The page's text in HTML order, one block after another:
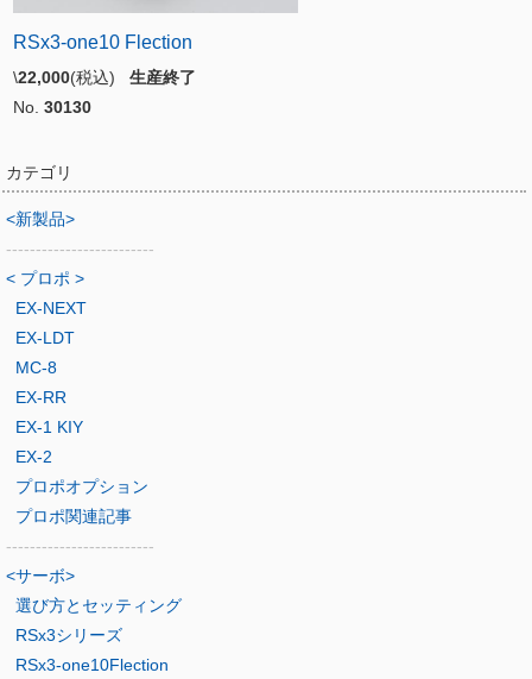
RSx3-one10 Flection
\22,000(税込) 生産終了
No. 30130
カテゴリ
<新製品>
-------------------------
< プロポ >
EX-NEXT
EX-LDT
MC-8
EX-RR
EX-1 KIY
EX-2
プロポオプション
プロポ関連記事
-------------------------
<サーボ>
選び方とセッティング
RSx3シリーズ
RSx3-one10Flection